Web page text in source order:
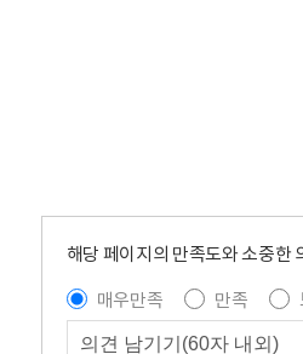
해당 페이지의 만족도와 소중한
매우만족
만족